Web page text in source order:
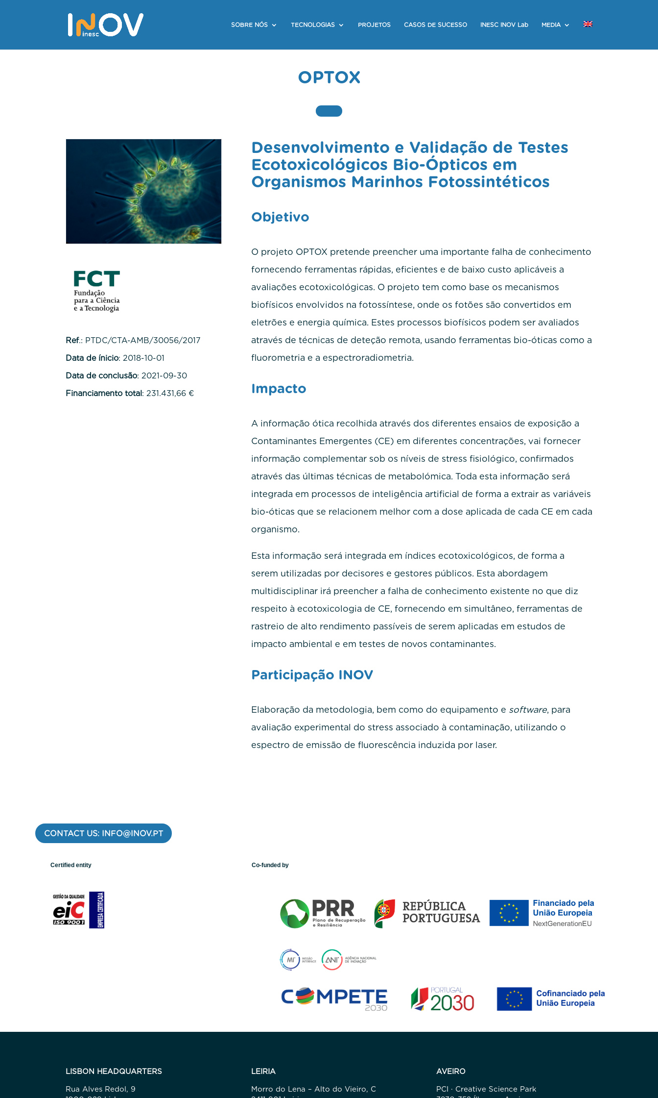
SOBRE NÓS TECNOLOGIAS PROJETOS CASOS DE SUCESSO INESC INOV Lab MEDIA
OPTOX
Ref.: PTDC/CTA-AMB/30056/2017
Data de ínicio: 2018-10-01
Data de conclusão: 2021-09-30
Financiamento total: 231.431,66 €
Desenvolvimento e Validação de Testes
Ecotoxicológicos Bio-Ópticos em
Organismos Marinhos Fotossintéticos
Objetivo
O projeto OPTOX pretende preencher uma importante falha de conhecimento
fornecendo ferramentas rápidas, eficientes e de baixo custo aplicáveis a
avaliações ecotoxicológicas. O projeto tem como base os mecanismos
biofísicos envolvidos na fotossíntese, onde os fotões são convertidos em
eletrões e energia química. Estes processos biofísicos podem ser avaliados
através de técnicas de deteção remota, usando ferramentas bio-óticas como a
fluorometria e a espectroradiometria.
Impacto
A informação ótica recolhida através dos diferentes ensaios de exposição a
Contaminantes Emergentes (CE) em diferentes concentrações, vai fornecer
informação complementar sob os níveis de stress fisiológico, confirmados
através das últimas técnicas de metabolómica. Toda esta informação será
integrada em processos de inteligência artificial de forma a extrair as variáveis
bio-óticas que se relacionem melhor com a dose aplicada de cada CE em cada
organismo.
Esta informação será integrada em índices ecotoxicológicos, de forma a
serem utilizadas por decisores e gestores públicos. Esta abordagem
multidisciplinar irá preencher a falha de conhecimento existente no que diz
respeito à ecotoxicologia de CE, fornecendo em simultâneo, ferramentas de
rastreio de alto rendimento passíveis de serem aplicadas em estudos de
impacto ambiental e em testes de novos contaminantes.
Participação INOV
Elaboração da metodologia, bem como do equipamento e software, para
avaliação experimental do stress associado à contaminação, utilizando o
espectro de emissão de fluorescência induzida por laser.
CONTACT US: INFO@INOV.PT
Certified entity Co-funded by
LISBON HEADQUARTERS
Rua Alves Redol, 9
LEIRIA
Morro do Lena – Alto do Vieiro, C
AVEIRO
PCI · Creative Science Park